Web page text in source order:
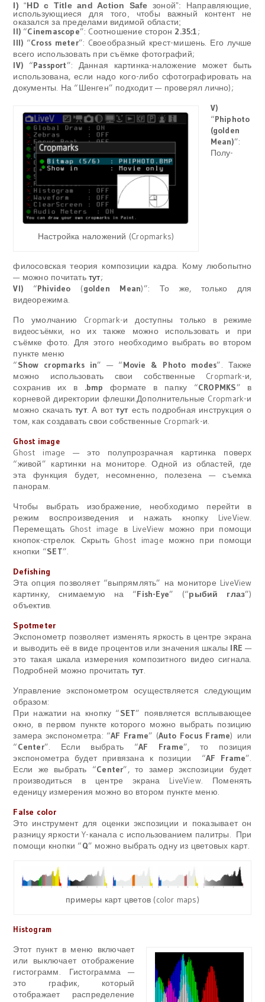
I) “HD с Title and Action Safe зоной”: Направляющие,
использующиеся для того, чтобы важный контент не
оказался за пределами видимой области;
II) “Cinemascope”: Cоотношение сторон 2.35:1;
III) “Cross meter”: Cвоеобразный крест-мишень. Его лучше
всего использовать при съёмке фотографий;
IV) “Passport”: Данная картинка-наложение может быть
использована, если надо кого-либо сфотографировать на
документы. На “Шенген” подходит — проверял лично);
Настройка наложений (Cropmarks)
V)
“Phiphoto
(golden
Mean)”:
Полу-
филосовская теория композиции кадра. Кому любопытно
— можно почитать тут;
VI) “Phivideo (golden Mean)”: То же, только для
видеорежима.
По умолчанию Cropmark-и доступны только в режиме
видеосъёмки, но их также можно использовать и при
съёмке фото. Для этого необходимо выбрать во втором
пункте меню
“Show cropmarks in” — “Movie & Photo modes”. Также
можно использовать свои собственные Cropmark-и,
сохранив их в .bmp формате в папку “CROPMKS” в
корневой директории флешки.Дополнительные Cropmark-и
можно скачатьтут. А воттут есть подробная инструкция о
том, как создавать свои собственные Cropmark-и.
Ghost image
Ghost image — это полупрозрачная картинка поверх
“живой” картинки на мониторе. Одной из областей, где
эта функция будет, несомненно, полезена — съемка
панорам.
Чтобы выбрать изображение, необходимо перейти в
режим воспроизведения и нажать кнопку LiveView.
Перемещать Ghost image в LiveView можно при помощи
кнопок-стрелок. Скрыть Ghost image можно при помощи
кнопки “SET”.
Defishing
Эта опция позволяет “выпрямлять” на мониторе LiveView
картинку, снимаемую на “Fish-Eye” (“рыбий глаз”)
объектив.
Spotmeter
Экспонометр позволяет изменять яркость в центре экрана
и выводить её в виде процентов или значения шкалы IRE —
это такая шкала измерения композитного видео сигнала.
Подробней можно прочитать тут.
Управление экспонометром осуществляется следующим
образом:
При нажатии на кнопку “SET” появляется всплывающее
окно, в первом пункте которого можно выбрать позицию
замера экспонометра: “AF Frame” (Auto Focus Frame) или
“Center”. Если выбрать “AF Frame”, то позиция
экспонометра будет привязана к позиции “AF Frame”.
Если же выбрать “Center”, то замер экспозиции будет
производиться в центре экрана LiveView. Поменять
еденицу измерения можно во втором пункте меню.
False color
Это инструмент для оценки экспозиции и показывает он
разницу яркости Y-канала с использованием палитры. При
помощи кнопки “Q” можно выбрать одну из цветовых карт.
примеры карт цветов (color maps)
Histogram
Этот пункт в меню включает
или выключает отображение
гистограмм. Гистограмма —
это график, который
отображает распределение